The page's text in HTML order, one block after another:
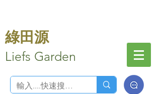
綠田源
Liefs Garden